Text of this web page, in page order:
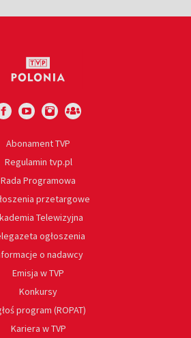
Abonament TVP
Regulamin tvp.pl
Rada Programowa
przetargowe
Telewizyjna
ogłoszenia
o nadawcy
Emisja w TVP
Konkursy
program (ROPAT)
Kariera w TVP